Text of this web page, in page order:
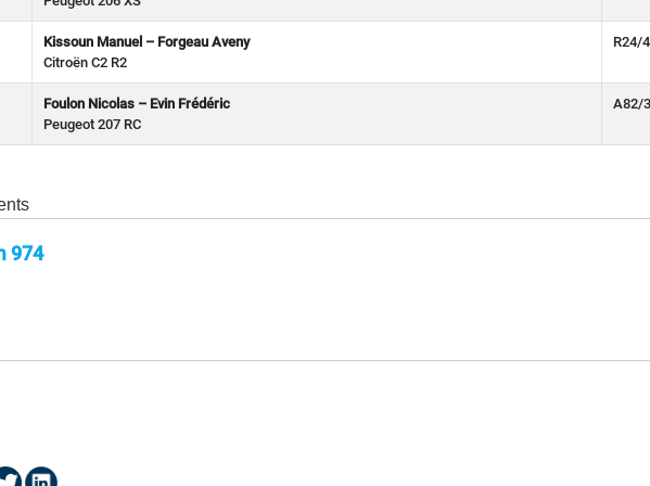
Kissoun Manuel – Forgeau Aveny
Citroën C2 R2
R24/4
Foulon Nicolas – Evin Frédéric
Peugeot 207 RC
A82/3
974